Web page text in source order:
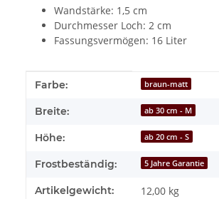
Wandstärke: 1,5 cm
Durchmesser Loch: 2 cm
Fassungsvermögen: 16 Liter
Produkteigenschaft
Wert
Farbe: braun-matt
Breite: ab 30 cm - M
Höhe: ab 20 cm - S
Frostbeständig: 5 Jahre Garantie
Artikelgewicht: 12,00 kg